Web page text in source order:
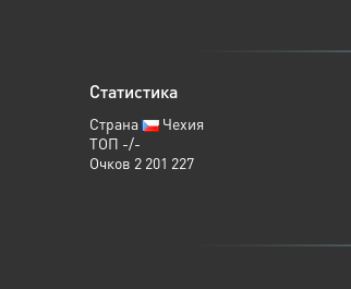
Статистика
Страна
Чехия
ТОП -/-
Очков 2 201 227